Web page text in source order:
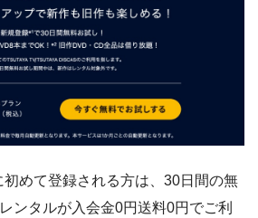
めて登録される方は、30日間の無
ンタルが入会金0円送料0円でご利